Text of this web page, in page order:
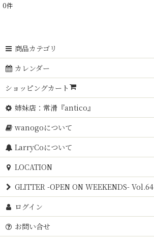
在庫あり
並び順:
絞り込む
0件
商品カテゴリ
カレンダー
ショッピングカート
姉妹店：常滑『antico』
wanogoについて
LarryCoについて
LOCATION
GLITTER -OPEN ON WEEKENDS- Vol.64
ログイン
お問い合せ